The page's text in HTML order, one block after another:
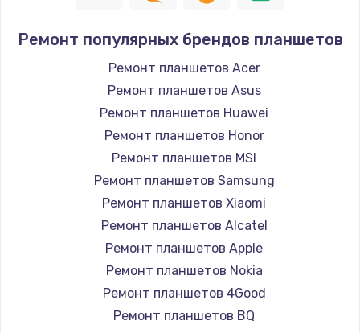
550 руб.
Заказать
Замена лотка Flash
750 руб.
Замена лотка SIM
790 руб.
Замена северного моста
2300 руб.
Ремонт популярных брендов планшетов
Ремонт планшетов Acer
Ремонт планшетов Asus
Ремонт планшетов Huawei
Ремонт планшетов Honor
Ремонт планшетов MSI
Ремонт планшетов Samsung
Ремонт планшетов Xiaomi
Ремонт планшетов Alcatel
Ремонт планшетов Apple
Ремонт планшетов Nokia
Ремонт планшетов 4Good
Ремонт планшетов BQ